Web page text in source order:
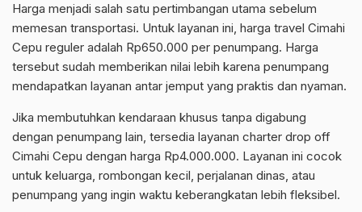
Harga menjadi salah satu pertimbangan utama sebelum
memesan transportasi. Untuk layanan ini, harga travel Cimahi
Cepu reguler adalah Rp650.000 per penumpang. Harga
tersebut sudah memberikan nilai lebih karena penumpang
mendapatkan layanan antar jemput yang praktis dan nyaman.
Jika membutuhkan kendaraan khusus tanpa digabung
dengan penumpang lain, tersedia layanan charter drop off
Cimahi Cepu dengan harga Rp4.000.000. Layanan ini cocok
untuk keluarga, rombongan kecil, perjalanan dinas, atau
penumpang yang ingin waktu keberangkatan lebih fleksibel.